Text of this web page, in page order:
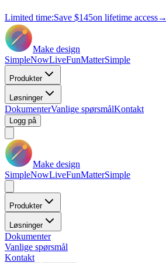
Limited time:Save $145on lifetime access→
Make design
SimpleNowLiveFunMatterSimple
Produkter
Løsninger
DokumenterVanlige spørsmålKontakt
Logg på
Make design
SimpleNowLiveFunMatterSimple
Produkter
Løsninger
Dokumenter
Vanlige spørsmål
Kontakt